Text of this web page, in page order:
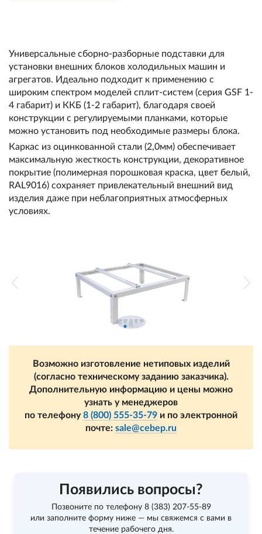
Универсальные сборно-разборные подставки для
установки внешних блоков холодильных машин и
агрегатов. Идеально подходит к применению с
широким спектром моделей сплит-систем (серия GSF 1-
4 габарит) и ККБ (1-2 габарит), благодаря своей
конструкции с регулируемыми планками, которые
можно установить под необходимые размеры блока.
Каркас из оцинкованной стали (2,0мм) обеспечивает
максимальную жесткость конструкции, декоративное
покрытие (полимерная порошковая краска, цвет белый,
RAL9016) сохраняет привлекательный внешний вид
изделия даже при неблагоприятных атмосферных
условиях.
Возможно изготовление нетиповых изделий
(согласно техническому заданию заказчика).
Дополнительную информацию и цены можно
узнать у менеджеров
по телефону8 (800) 555-35-79 и по электронной
почте: sale@cebep.ru
Появились вопросы?
Позвоните по телефону 8 (383) 207-55-89
или заполните форму ниже — мы свяжемся с вами в
течение рабочего дня.